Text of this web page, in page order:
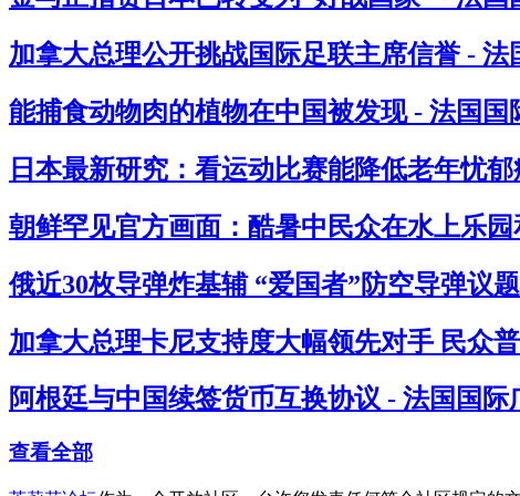
加拿大总理公开挑战国际足联主席信誉 - 法
能捕食动物肉的植物在中国被发现 - 法国国
日本最新研究：看运动比赛能降低老年忧
朝鲜罕见官方画面：酷暑中民众在水上乐
俄近30枚导弹炸基辅 “爱国者”防空导弹议
加拿大总理卡尼支持度大幅领先对手 民众
阿根廷与中国续签货币互换协议 - 法国国际
查看全部